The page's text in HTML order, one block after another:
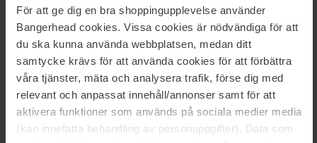
För att ge dig en bra shoppingupplevelse använder
Bangerhead cookies. Vissa cookies är nödvändiga för att
du ska kunna använda webbplatsen, medan ditt
samtycke krävs för att använda cookies för att förbättra
våra tjänster, mäta och analysera trafik, förse dig med
relevant och anpassat innehåll/annonser samt för att
aktivera funktioner som används på sociala medier media
(kan innefatta behandling av personuppgifter). Data som
van Clarifying Lotion.
Artikelnummer: 4061
Categorieën:
Startpagina
Huidverzorging